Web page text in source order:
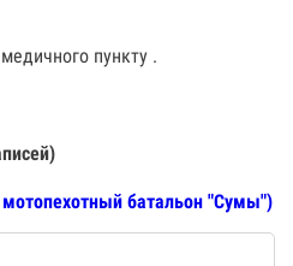
пункту .
батальон "Сумы")